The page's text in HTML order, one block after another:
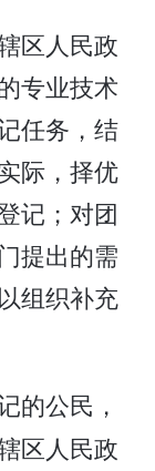
区人民政
专业技术
任务，结
际，择优
记；对团
提出的需
组织补充
的公民，
区人民政